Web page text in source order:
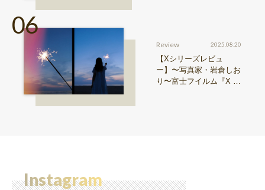
Review 2025.08.20
【Xシリーズレビュ
ー】〜写真家・岩倉しお
り〜富士フイルム『X ha
Instagram